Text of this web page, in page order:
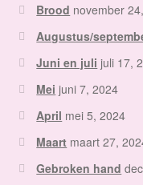
Brood november
Augustus/
Juni en juli juli 17,
Mei juni 7, 2024
April mei 5, 2024
Maart maart 27,
Gebroken hand